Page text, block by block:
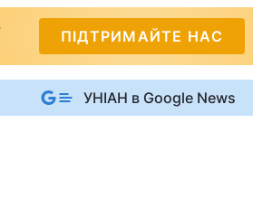
ПІДТРИМАЙТЕ НАС
УНІАН в Google News